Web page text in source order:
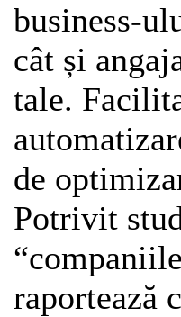
business-
cât și
tale.
de
Potrivit
raportează